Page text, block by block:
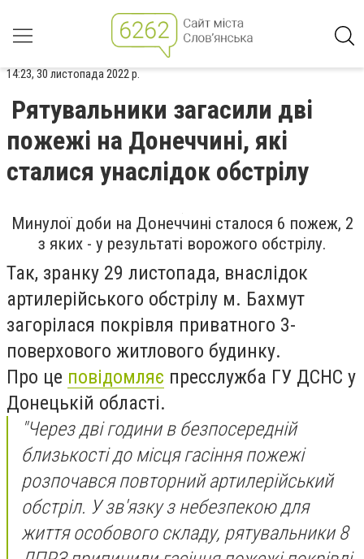
14:23, 30 листопада 2022 р.
Рятувальники загасили дві
пожежі на Донеччині, які
сталися унаслідок обстрілу
Минулої доби на Донеччині сталося 6 пожеж, 2
з яких - у результаті ворожого обстрілу.
Так, зранку 29 листопада, внаслідок
артилерійського обстрілу м. Бахмут
загорілася покрівля приватного 3-
поверхового житлового будинку.
Про це повідомляє пресслужба ГУ ДСНС у
Донецькій області.
"Через дві години в безпосередній
близькості до місця гасіння пожежі
розпочався повторний артилерійський
обстріл. У зв'язку з небезпекою для
життя особового складу, рятувальники 8